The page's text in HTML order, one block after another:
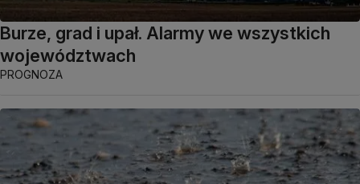
Burze, grad i upał. Alarmy we wszystkich
województwach
PROGNOZA